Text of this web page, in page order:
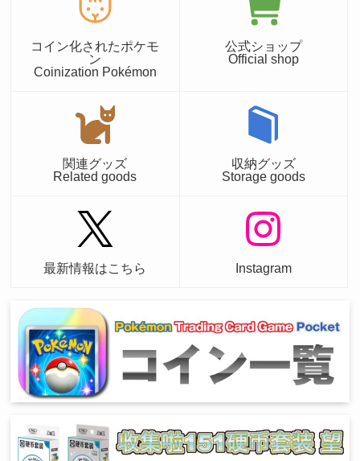
コイン化されたポケモ
ン
Coinization Pokémon
公式ショップ
Official shop
関連グッズ
Related goods
収納グッズ
Storage goods
最新情報はこちら Instagram